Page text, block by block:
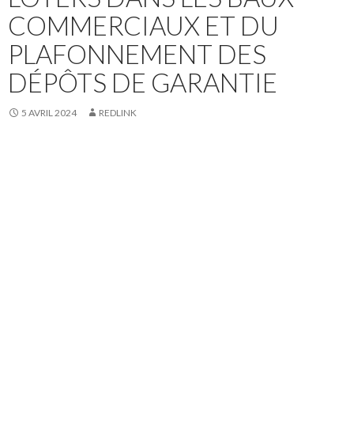
COMMERCIAUX ET DU
PLAFONNEMENT DES
DÉPÔTS DE GARANTIE
5 AVRIL 2024 REDLINK